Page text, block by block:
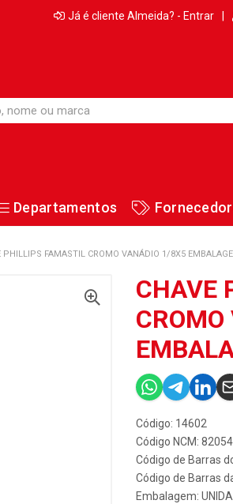
Já é cliente Almeida? - Entrar |
Departamentos
PHILLIPS FAMASTIL CROMO VANÁDIO 1/8X5
CHAVE
Código: 14602
Código NCM:
Código de Barras
Código de Barras
Embalagem: